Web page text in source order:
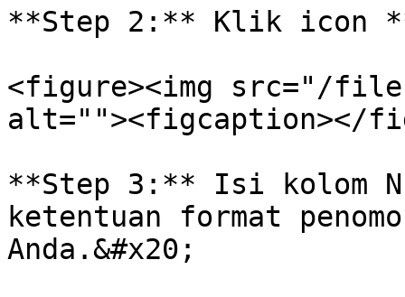
**Step 2:** Klik icon
<figure><img src="/files/
alt=""><figcaption></
**Step 3:** Isi kolom
ketentuan format
Anda.&#x20;